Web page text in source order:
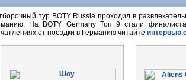
тур BOTY Russia проходил в
На BOTY Germany Топ 9 стали
от поездки в Германию читайте интервью